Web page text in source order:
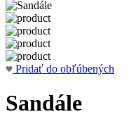
Pridať do obľúbených
Sandále